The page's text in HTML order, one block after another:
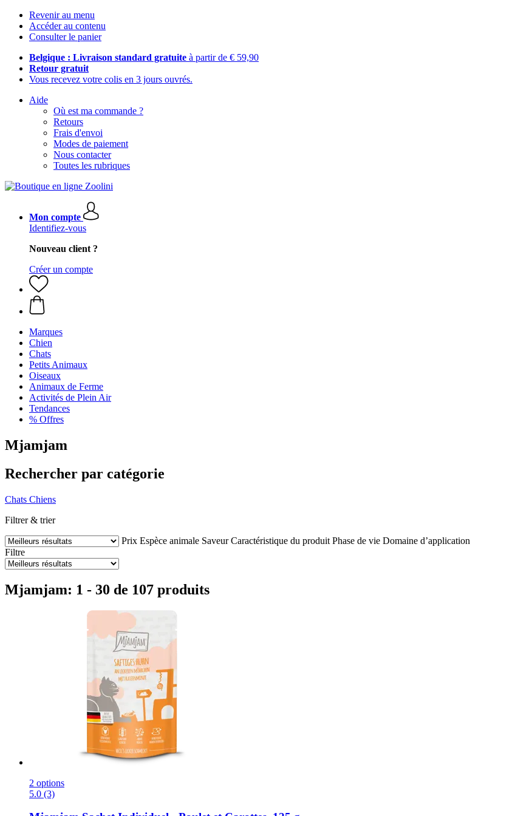
Revenir au menu
Accéder au contenu
Consulter le panier
Belgique : Livraison standard gratuite à partir de € 59,90
Retour gratuit
Vous recevez votre colis en 3 jours ouvrés.
Aide
Où est ma commande ?
Retours
Frais d'envoi
Modes de paiement
Nous contacter
Toutes les rubriques
Mon compte
Identifiez-vous
Nouveau client ?
Créer un compte
Marques
Chien
Chats
Petits Animaux
Oiseaux
Animaux de Ferme
Activités de Plein Air
Tendances
% Offres
Mjamjam
Rechercher par catégorie
Chats Chiens
Filtrer & trier
Prix Espèce animale SaveurCaractéristique du produit Phase de vie Domaine d’application
Filtre
Mjamjam: 1 - 30 de 107 produits
2 options
5.0 (3)